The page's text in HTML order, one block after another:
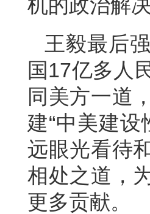
机的政治解
王毅最后
国17亿多人
同美方一道
建“中美建
远眼光看待
相处之道，
更多贡献。